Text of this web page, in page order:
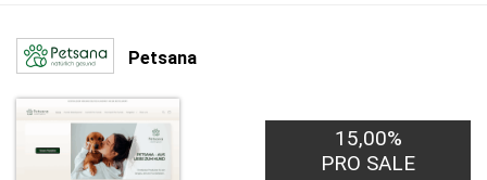
Petsana
15,00%
PRO SALE